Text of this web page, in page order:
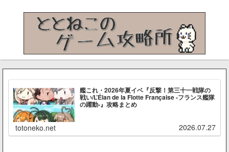
艦これ・2026年夏イベ『反撃！第三十一戦隊の
戦い/L’Élan de la Flotte Française -フランス艦隊
の躍動-』攻略まとめ
totoneko.net 2026.07.27